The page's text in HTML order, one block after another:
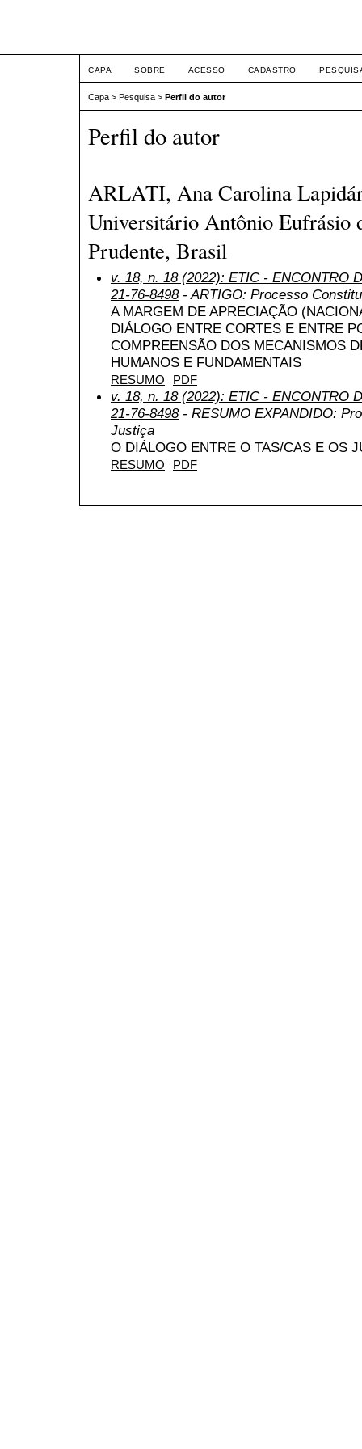
CAPA SOBRE ACESSO CADASTRO
Capa > Pesquisa > Perfil do autor
Perfil do autor
ARLATI, Ana Carolina
Universitário Antônio Eufrásio
Prudente, Brasil
v. 18, n. 18 (2022): ETIC - ENCONTRO
21-76-8498- ARTIGO: Processo
A MARGEM DE APRECIAÇÃO
DIÁLOGO ENTRE CORTES E ENTRE
COMPREENSÃO DOS MECANISMOS
HUMANOS E FUNDAMENTAIS
RESUMO PDF
v. 18, n. 18 (2022): ETIC - ENCONTRO
21-76-8498- RESUMO EXPANDIDO:
Justiça
O DIÁLOGO ENTRE O TAS/CAS E OS
RESUMO PDF